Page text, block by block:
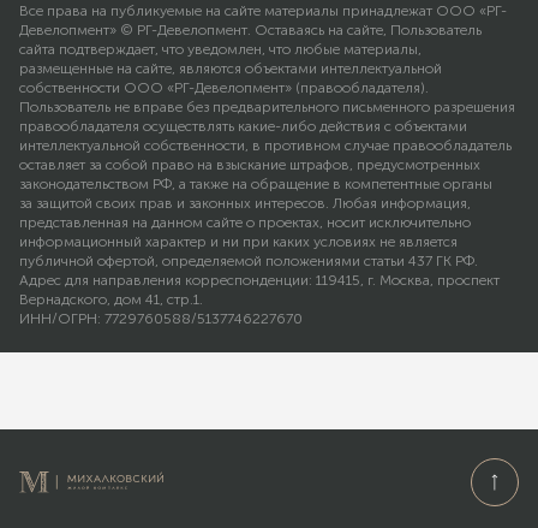
Все права на публикуемые на сайте материалы принадлежат ООО «РГ-
Девелопмент» © РГ-Девелопмент. Оставаясь на сайте, Пользователь
сайта подтверждает, что уведомлен, что любые материалы,
размещенные на сайте, являются объектами интеллектуальной
собственности ООО «РГ-Девелопмент» (правообладателя).
Пользователь не вправе без предварительного письменного разрешения
правообладателя осуществлять какие-либо действия с объектами
интеллектуальной собственности, в противном случае правообладатель
оставляет за собой право на взыскание штрафов, предусмотренных
законодательством РФ, а также на обращение в компетентные органы
за защитой своих прав и законных интересов. Любая информация,
представленная на данном сайте о проектах, носит исключительно
информационный характер и ни при каких условиях не является
публичной офертой, определяемой положениями статьи 437 ГК РФ.
Адрес для направления корреспонденции: 119415, г. Москва, проспект
Вернадского, дом 41, стр.1.
ИНН/ОГРН: 7729760588/5137746227670